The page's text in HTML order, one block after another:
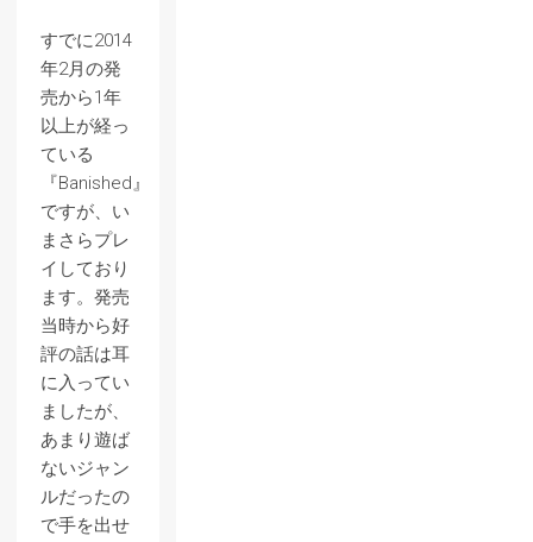
すでに2014
年2月の発
売から1年
以上が経っ
ている
『Banished』
ですが、い
まさらプレ
イしており
ます。発売
当時から好
評の話は耳
に入ってい
ましたが、
あまり遊ば
ないジャン
ルだったの
で手を出せ